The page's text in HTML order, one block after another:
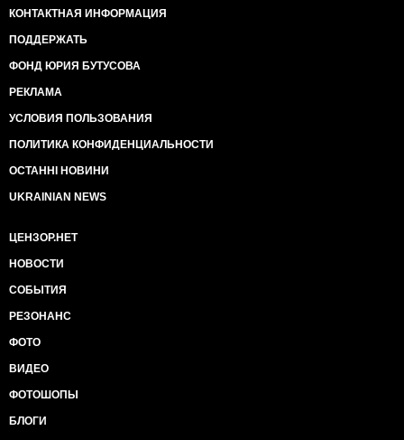
КОНТАКТНАЯ ИНФОРМАЦИЯ
ПОДДЕРЖАТЬ
ФОНД ЮРИЯ БУТУСОВА
РЕКЛАМА
УСЛОВИЯ ПОЛЬЗОВАНИЯ
ПОЛИТИКА КОНФИДЕНЦИАЛЬНОСТИ
ОСТАННІ НОВИНИ
UKRAINIAN NEWS
ЦЕНЗОР.НЕТ
НОВОСТИ
СОБЫТИЯ
РЕЗОНАНС
ФОТО
ВИДЕО
ФОТОШОПЫ
БЛОГИ